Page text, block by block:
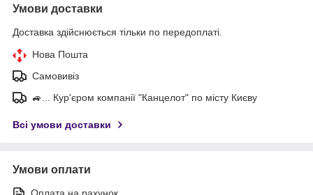
Умови доставки
Доставка здійснюється тільки по передоплаті.
Нова Пошта
Самовивіз
🚙... Кур'єром компанії "Канцелот" по місту Києву
Всі умови доставки
Умови оплати